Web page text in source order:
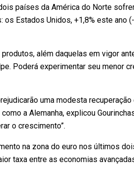
países da América do Norte
Estados Unidos, +1,8% este ano
além daquelas em vigor
Poderá experimentar seu menor
uma modesta
a Alemanha, explicou
o crescimento”.
na zona do euro nos últimos
taxa entre as economias